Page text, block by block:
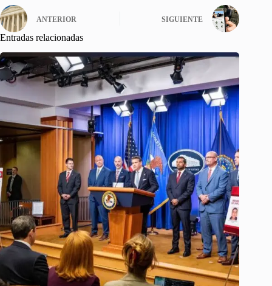
ANTERIOR SIGUIENTE
Entradas relacionadas